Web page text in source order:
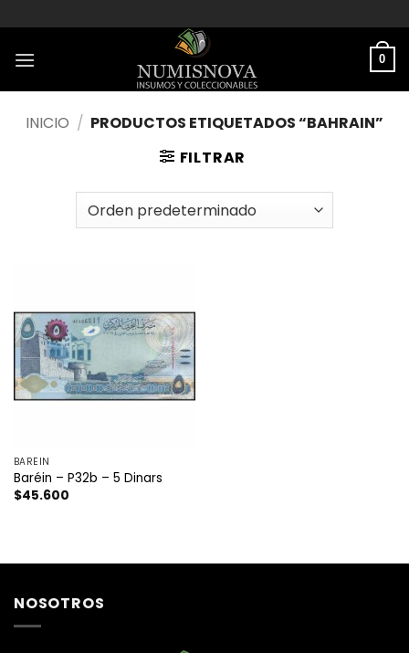
al
contenido
0
INICIO / PRODUCTOS ETIQUETADOS “BAHRAIN”
FILTRAR
BARÉIN
Baréin – P32b – 5 Dinars
$45.600
NOSOTROS